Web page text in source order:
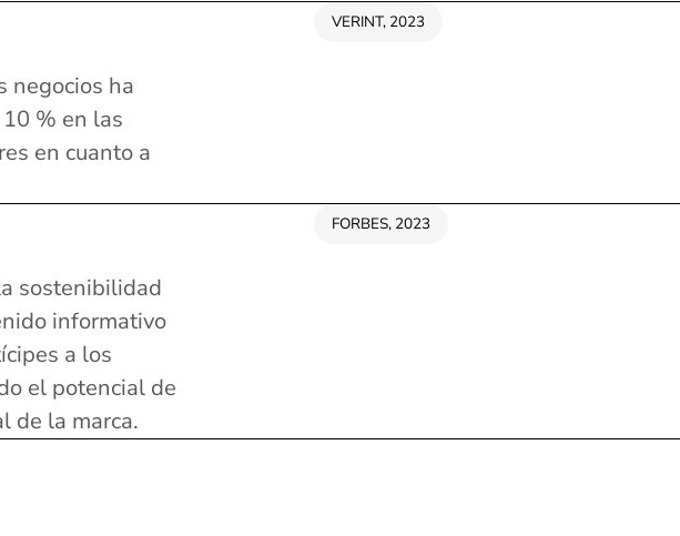
negocios ha
% en las
en cuanto a
VERINT, 2023
sostenibilidad
informativo
a los
el potencial de
de la marca.
FORBES, 2023